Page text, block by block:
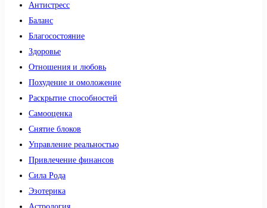
Антистресс
Баланс
Благосостояние
Здоровье
Отношения и любовь
Похудение и омоложение
Раскрытие способностей
Самооценка
Снятие блоков
Управление реальностью
Привлечение финансов
Сила Рода
Эзотерика